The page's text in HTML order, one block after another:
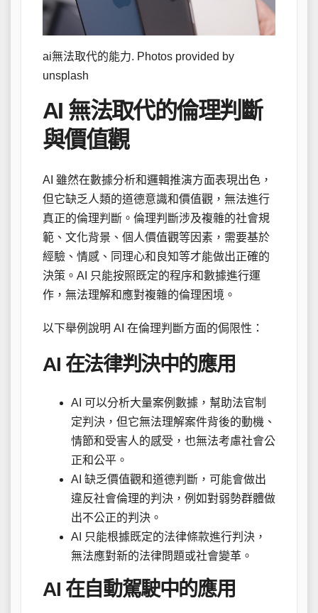
ai無法取代的能力. Photos provided by
unsplash
AI 無法取代的倫理判斷
與價值觀
AI 雖然在數據分析和邏輯推演方面表現出色，
但它缺乏人類的道德意識和價值觀，無法進行
真正的倫理判斷。倫理判斷涉及複雜的社會規
範、文化背景、個人價值觀等因素，需要基於
經驗、情感、同理心和良知等才能做出正確的
決策。AI 只能按照既定的程序和數據進行運
作，無法理解和應對複雜的倫理困境。
以下舉例說明 AI 在倫理判斷方面的侷限性：
AI 在法律判決中的應用
AI 可以分析大量案例數據，幫助法官制
定判決，但它無法理解案件背後的動機、
情節和受害人的感受，也無法考慮社會公
正和公平。
AI 缺乏價值觀和道德判斷，可能會做出
違反社會倫理的判決，例如對弱勢群體做
出不公正的判決。
AI 只能根據既定的法律條款進行判決，
無法應對新的法律問題或社會變革。
AI 在自動駕駛中的應用